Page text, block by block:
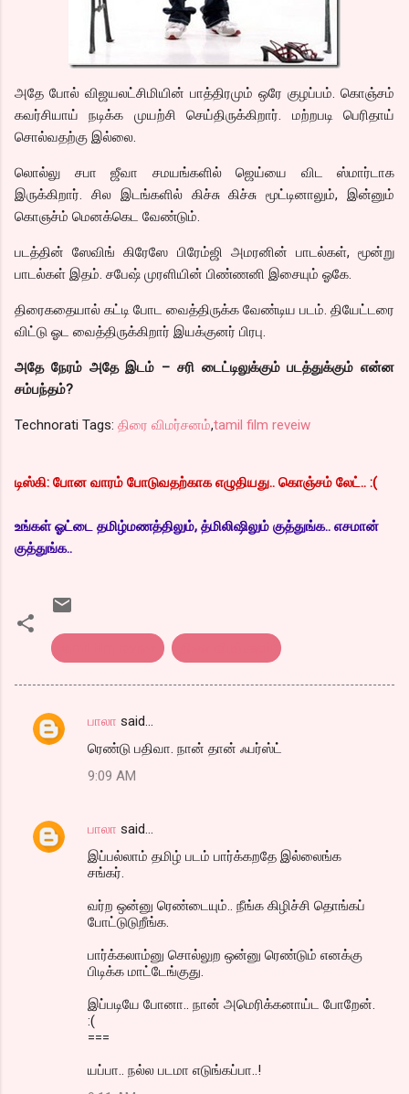
அதே போல் விஜயலட்சிமியின் பாத்திரமும் ஒரே குழப்பம். கொஞ்சம்
கவர்சியாய் நடிக்க முயற்சி செய்திருக்கிறார். மற்றபடி பெரிதாய்
சொல்வதற்கு இல்லை.
லொல்லு சபா ஜீவா சமயங்களில் ஜெய்யை விட ஸ்மார்டாக
இருக்கிறார். சில இடங்களில் கிச்சு கிச்சு மூட்டினாலும், இன்னும்
கொஞச்ம் மெனக்கெட வேண்டும்.
படத்தின் ஸேவிங் கிரேஸே பிரேம்ஜி அமரனின் பாடல்கள், மூன்று
பாடல்கள் இதம். சபேஷ் முரளியின் பிண்ணனி இசையும் ஓகே.
திரைகதையால் கட்டி போட வைத்திருக்க வேண்டிய படம். தியேட்டரை
விட்டு ஓட வைத்திருக்கிறார் இயக்குனர் பிரபு.
அதே நேரம் அதே இடம் – சரி டைட்டிலுக்கும் படத்துக்கும் என்ன
சம்பந்தம்?
Technorati Tags: திரை விமர்சனம்,tamil film reveiw
டிஸ்கி: போன வாரம் போடுவதற்காக எழுதியது.. கொஞ்சம் லேட்.. :(
உங்கள் ஓட்டை தமிழ்மணத்திலும், த்மிலிஷிலும் குத்துங்க.. எசமான்
குத்துங்க..
C
e
பாலா said…
ரெண்டு பதிவா. நான் தான் ஃபர்ஸ்ட்
9:09 AM
பாலா said…
இப்பல்லாம் தமிழ் படம் பார்க்கறதே இல்லைங்க
சங்கர்.
வர்ற ஒன்னு ரெண்டையும்.. நீங்க கிழிச்சி தொங்கப்
போட்டுடுறீங்க.
பார்க்கலாம்னு சொல்லுற ஒன்னு ரெண்டும் எனக்கு
பிடிக்க மாட்டேங்குது.
இப்படியே போனா.. நான் அமெரிக்கனாய்ட போறேன்.
:(
===
யப்பா.. நல்ல படமா எடுங்கப்பா..!